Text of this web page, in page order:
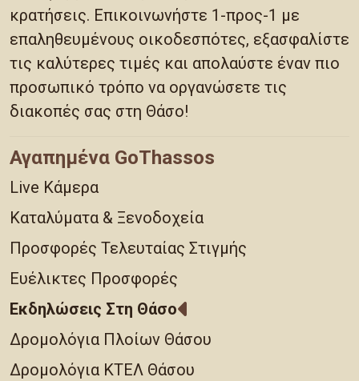
κρατήσεις. Επικοινωνήστε 1-προς-1 με
επαληθευμένους οικοδεσπότες, εξασφαλίστε
τις καλύτερες τιμές και απολαύστε έναν πιο
προσωπικό τρόπο να οργανώσετε τις
διακοπές σας στη Θάσο!
Αγαπημένα GoThassos
Live Κάμερα
Καταλύματα & Ξενοδοχεία
Προσφορές Τελευταίας Στιγμής
Ευέλικτες Προσφορές
Εκδηλώσεις Στη Θάσο
Δρομολόγια Πλοίων Θάσου
Δρομολόγια ΚΤΕΛ Θάσου